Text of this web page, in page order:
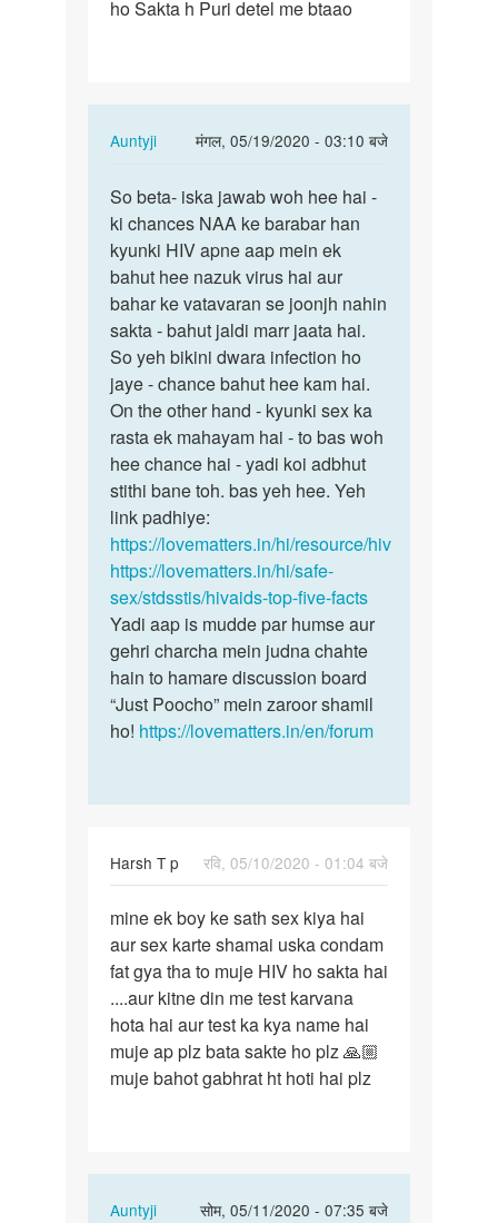
aapse
ho Sakta h Puri detel me btaao
Auntyji
मंगल, 05/19/2020 - 03:10 बजे
In
to
Medam
ji
Mene
aapse
pucha…
by
Rakesh
So
beta-
iska
jawab
woh
hee…
So beta- iska jawab woh hee hai -
ki chances NAA ke barabar han
kyunki HIV apne aap mein ek
bahut hee nazuk virus hai aur
bahar ke vatavaran se joonjh nahin
sakta - bahut jaldi marr jaata hai.
So yeh bikini dwara infection ho
jaye - chance bahut hee kam hai.
On the other hand - kyunki sex ka
rasta ek mahayam hai - to bas woh
hee chance hai - yadi koi adbhut
stithi bane toh. bas yeh hee. Yeh
link padhiye:
https://lovematters.in/hi/resource/hiv
https://lovematters.in/hi/safe-
sex/stdsstis/hivaids-top-five-facts
Yadi aap is mudde par humse aur
gehri charcha mein judna chahte
hain to hamare discussion board
“Just Poocho” mein zaroor shamil
ho! https://lovematters.in/en/forum
Harsh T p
रवि, 05/10/2020 - 01:04 बजे
mine
ek
boy
sath
sex
kiya…
mine ek boy ke sath sex kiya hai
aur sex karte shamai uska condam
fat gya tha to muje HIV ho sakta hai
....aur kitne din me test karvana
hota hai aur test ka kya name hai
muje ap plz bata sakte ho plz 🙏🏼
muje bahot gabhrat ht hoti hai plz
Auntyji सोम, 05/11/2020 - 07:35 बजे
In